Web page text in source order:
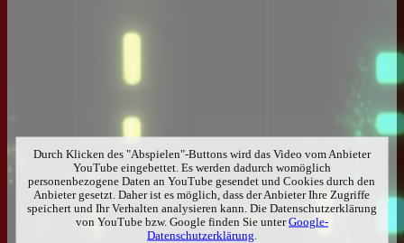
Durch Klicken des "Abspielen"-Buttons wird das Video vom Anbieter
YouTube eingebettet. Es werden dadurch womöglich
personenbezogene Daten an YouTube gesendet und Cookies durch den
Anbieter gesetzt. Daher ist es möglich, dass der Anbieter Ihre Zugriffe
speichert und Ihr Verhalten analysieren kann. Die Datenschutzerklärung
von YouTube bzw. Google finden Sie unterGoogle-
Datenschutzerklärung